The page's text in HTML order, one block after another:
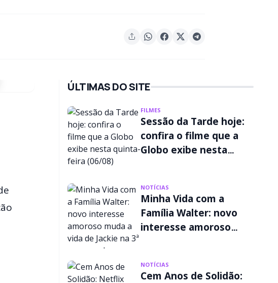
ÚLTIMAS DO SITE
FILMES
Sessão da Tarde hoje:
confira o filme que a
Globo exibe nesta
NOTÍCIAS
Minha Vida com a
Família Walter: novo
interesse amoroso
NOTÍCIAS
Cem Anos de Solidão: